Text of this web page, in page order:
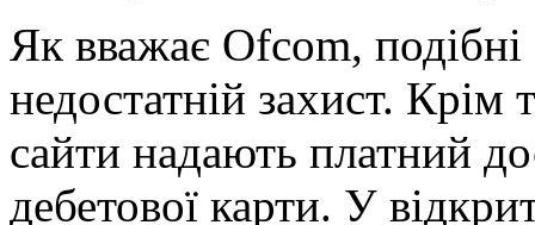
Як вважає Ofcom, подібні
недостатній захист. Крім
сайти надають платний
дебетової карти. У